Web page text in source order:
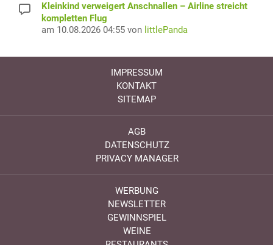
Kleinkind verweigert Anschnallen – Airline streicht
kompletten Flug
am 10.08.2026 04:55 von littlePanda
IMPRESSUM
KONTAKT
SITEMAP
AGB
DATENSCHUTZ
PRIVACY MANAGER
WERBUNG
NEWSLETTER
GEWINNSPIEL
WEINE